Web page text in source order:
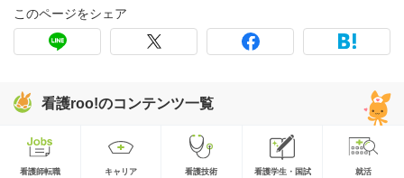
このページをシェア
看護roo!のコンテンツ一覧
看護師転職 キャリア 看護技術 看護学生・国試 就活